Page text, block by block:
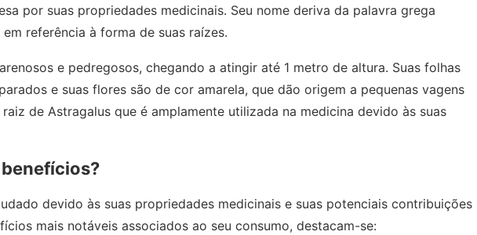
por suas propriedades medicinais. Seu nome deriva da palavra grega
referência à forma de suas raízes.
e pedregosos, chegando a atingir até 1 metro de altura. Suas folhas
e suas flores são de cor amarela, que dão origem a pequenas vagens
de Astragalus que é amplamente utilizada na medicina devido às suas
devido às suas propriedades medicinais e suas potenciais contribuições
mais notáveis ​​associados ao seu consumo, destacam-se: